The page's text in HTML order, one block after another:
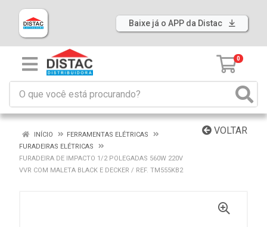
Baixe já o APP da Distac
0
VOLTAR
INÍCIO
FERRAMENTAS ELÉTRICAS
FURADEIRAS ELÉTRICAS
FURADEIRA DE IMPACTO 1/2 POLEGADAS 560W 220V
VVR COM MALETA BLACK E DECKER / REF. TM555KB2